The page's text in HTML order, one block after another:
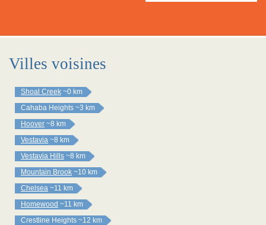
Villes voisines
Shoal Creek ~0 km
Cahaba Heights ~3 km
Hoover ~8 km
Vestavia ~8 km
Vestavia Hills ~8 km
Mountain Brook ~10 km
Chelsea ~11 km
Homewood ~11 km
Crestline Heights ~12 km